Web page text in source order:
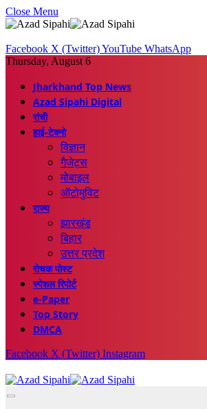
Close Menu
Facebook X (Twitter)YouTube WhatsApp
Thursday, August 6
Jharkhand Top News
Azad Sipahi Digital
रांची
हाई-टेक्नो
विज्ञान
गैजेट्स
मोबाइल
ऑटोमुविट
राज्य
झारखंड
बिहार
उत्तर प्रदेश
रोचक पोस्ट
स्पेशल रिपोर्ट
e-Paper
Top Story
DMCA
Facebook X (Twitter) Instagram